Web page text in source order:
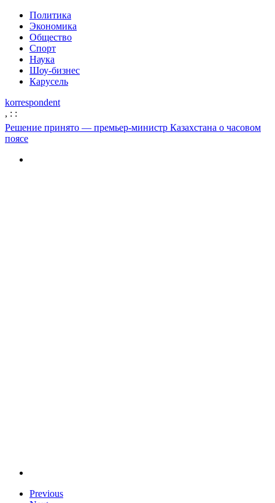
Политика
Экономика
Общество
Спорт
Наука
Шоу-бизнес
Карусель
korrespondent
, : :
Решение принято — премьер-министр Казахстана о часовом
поясе
Previous